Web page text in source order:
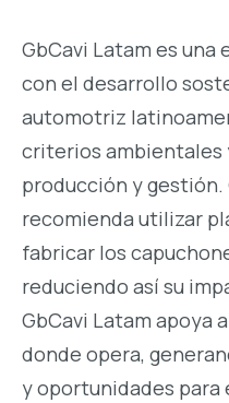
GbCavi Latam es
con el desarrollo
automotriz
criterios ambientales
producción y gestión.
recomienda utilizar
fabricar los
reduciendo así su
GbCavi Latam apoya
donde opera,
y oportunidades para